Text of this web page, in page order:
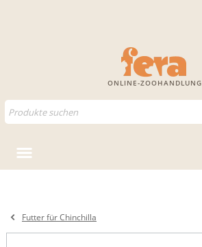
ONLINE-ZOOHANDLUNG
Futter für Chinchilla